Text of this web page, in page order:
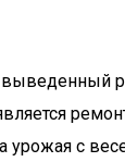
выведенный
урожая с